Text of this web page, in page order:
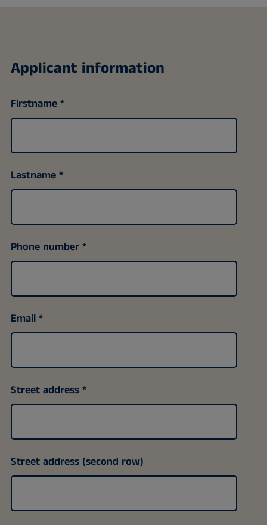
Applicant information
Firstname
Lastname
Phone number
Email
Street address
Street address (second row)